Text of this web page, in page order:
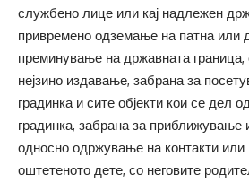
службено лице или кај надлежен
привремено одземање на патна или
преминување на државната граница,
нејзино издавање, забрана за
градинка и сите објекти кои се дел
градинка, забрана за приближување
односно одржување на контакти или
оштетеното дете, со неговите